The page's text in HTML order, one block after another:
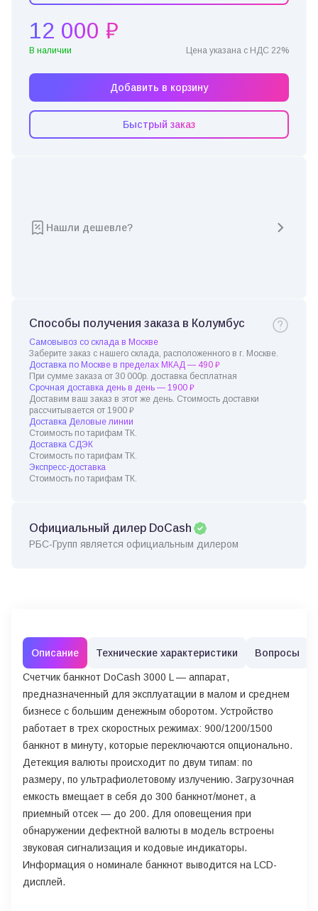
12 000 ₽
В наличии Цена указана с НДС 22%
Добавить в корзину
Быстрый заказ
Нашли дешевле?
Способы получения заказа в Колумбус
Самовывоз со склада в Москве
Заберите заказ с нашего склада, расположенного в г. Москве.
Доставка по Москве в пределах МКАД — 490 ₽
При сумме заказа от 30 000р. доставка бесплатная
Срочная доставка день в день — 1900 ₽
Доставим ваш заказ в этот же день. Стоимость доставки
рассчитывается от 1900 ₽
Доставка Деловые линии
Стоимость по тарифам ТК.
Доставка СДЭК
Стоимость по тарифам ТК.
Экспресс-доставка
Стоимость по тарифам ТК.
Официальный дилер DoCash
РБС-Групп является официальным дилером
Описание Технические характеристики Вопросы
Счетчик банкнот DoCash 3000 L — аппарат,
предназначенный для эксплуатации в малом и среднем
бизнесе с большим денежным оборотом. Устройство
работает в трех скоростных режимах: 900/1200/1500
банкнот в минуту, которые переключаются опционально.
Детекция валюты происходит по двум типам: по
размеру, по ультрафиолетовому излучению. Загрузочная
емкость вмещает в себя до 300 банкнот/монет, а
приемный отсек — до 200. Для оповещения при
обнаружении дефектной валюты в модель встроены
звуковая сигнализация и кодовые индикаторы.
Информация о номинале банкнот выводится на LCD-
дисплей.